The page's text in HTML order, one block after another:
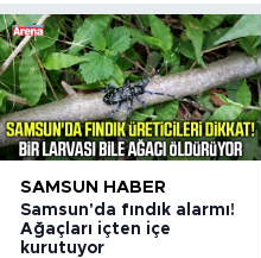
SAMSUN HABER
Samsun'da fındık alarmı!
Ağaçları içten içe
kurutuyor